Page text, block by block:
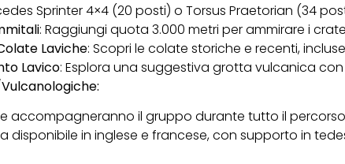
Sprinter 4×4 (20 posti) o Torsus Praetorian (34
: Raggiungi quota 3.000 metri per ammirare i
Laviche: Scopri le colate storiche e recenti,
Lavico: Esplora una suggestiva grotta vulcanica
accompagneranno il gruppo durante tutto il
disponibile in inglese e francese, con supporto in